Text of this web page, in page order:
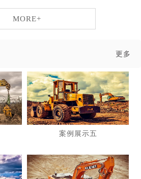
MORE+
更多
案例展示五